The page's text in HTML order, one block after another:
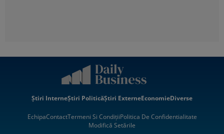
Știri InterneȘtiri PoliticăȘtiri ExterneEconomieDiverse
EchipaContactTermeni Si CondițiiPolitica De Confidentialitate
Modifică Setările